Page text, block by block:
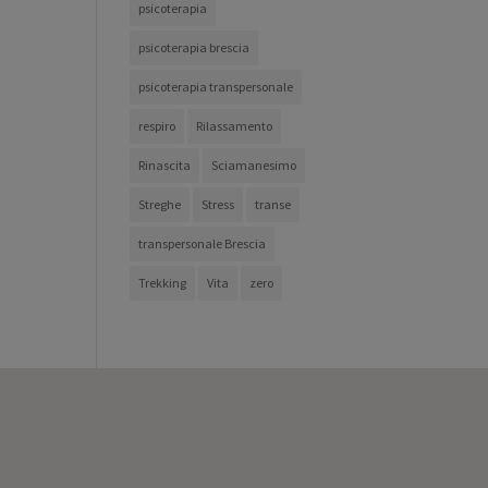
psicoterapia
psicoterapia brescia
psicoterapia transpersonale
respiro Rilassamento
Rinascita Sciamanesimo
Streghe Stress transe
transpersonale Brescia
Trekking Vita zero